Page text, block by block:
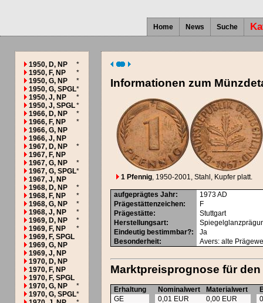
Home News Suche
1950, D, NP
*
1950, F, NP
*
1950, G, NP
*
1950, G, SPGL*
1950, J, NP
*
1950, J, SPGL*
1966, D, NP
*
1966, F, NP
*
1966, G, NP
1966, J, NP
1967, D, NP
*
1967, F, NP
1967, G, NP
*
1967, G, SPGL*
1967, J, NP
1968, D, NP
*
1968, F, NP
*
1968, G, NP
*
1968, J, NP
*
1969, D, NP
*
1969, F, NP
*
1969, F, SPGL
1969, G, NP
1969, J, NP
1970, D, NP
1970, F, NP
1970, F, SPGL
1970, G, NP
*
1970, G, SPGL*
Informationen zum
1 Pfennig, 1950-2001, Stahl, Kupfer platt.
aufgeprägtes Jahr: 1973AD
Prägestättenzeichen:
F
Prägestätte:
Stuttgart
Herstellungsart:
Eindeutig bestimmbar?:
Ja
Besonderheit: Avers: alte
Marktpreisprognose für den
Erhaltung Nominalwert Materialwert
GE
0,01 EUR 0,00 EUR